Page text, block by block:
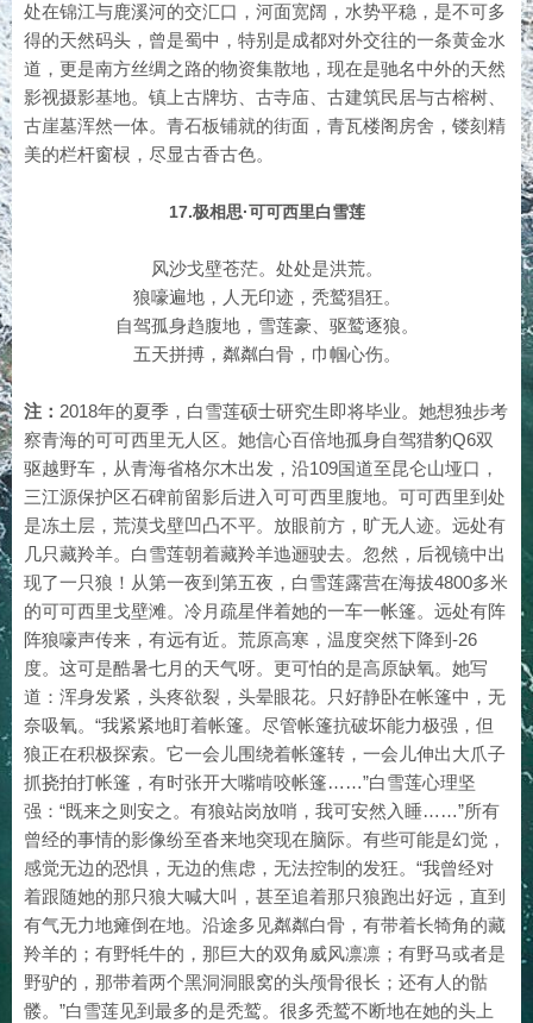
处在锦江与鹿溪河的交汇口，河面宽阔，水势平稳，是不可多
得的天然码头，曾是蜀中，特别是成都对外交往的一条黄金水
道，更是南方丝绸之路的物资集散地，现在是驰名中外的天然
影视摄影基地。镇上古牌坊、古寺庙、古建筑民居与古榕树、
古崖墓浑然一体。青石板铺就的街面，青瓦楼阁房舍，镂刻精
美的栏杆窗棂，尽显古香古色。
17.极相思·可可西里白雪莲
风沙戈壁苍茫。处处是洪荒。
狼嚎遍地，人无印迹，秃鹫猖狂。
自驾孤身趋腹地，雪莲豪、驱鹫逐狼。
五天拼搏，粼粼白骨，巾帼心伤。
注： 2018年的夏季，白雪莲硕士研究生即将毕业。她想独步考
察青海的可可西里无人区。她信心百倍地孤身自驾猎豹Q6双
驱越野车，从青海省格尔木出发，沿109国道至昆仑山垭口，
三江源保护区石碑前留影后进入可可西里腹地。可可西里到处
是冻土层，荒漠戈壁凹凸不平。放眼前方，旷无人迹。远处有
几只藏羚羊。白雪莲朝着藏羚羊迆逦驶去。忽然，后视镜中出
现了一只狼！从第一夜到第五夜，白雪莲露营在海拔4800多米
的可可西里戈壁滩。冷月疏星伴着她的一车一帐篷。远处有阵
阵狼嚎声传来，有远有近。荒原高寒，温度突然下降到-26
度。这可是酷暑七月的天气呀。更可怕的是高原缺氧。她写
道：浑身发紧，头疼欲裂，头晕眼花。只好静卧在帐篷中，无
奈吸氧。“我紧紧地盯着帐篷。尽管帐篷抗破坏能力极强，但
狼正在积极探索。它一会儿围绕着帐篷转，一会儿伸出大爪子
抓挠拍打帐篷，有时张开大嘴啃咬帐篷……”白雪莲心理坚
强：“既来之则安之。有狼站岗放哨，我可安然入睡……”所有
曾经的事情的影像纷至沓来地突现在脑际。有些可能是幻觉，
感觉无边的恐惧，无边的焦虑，无法控制的发狂。“我曾经对
着跟随她的那只狼大喊大叫，甚至追着那只狼跑出好远，直到
有气无力地瘫倒在地。沿途多见粼粼白骨，有带着长犄角的藏
羚羊的；有野牦牛的，那巨大的双角威风凛凛；有野马或者是
野驴的，那带着两个黑洞洞眼窝的头颅骨很长；还有人的骷
髅。”白雪莲见到最多的是秃鹫。很多秃鹫不断地在她的头上